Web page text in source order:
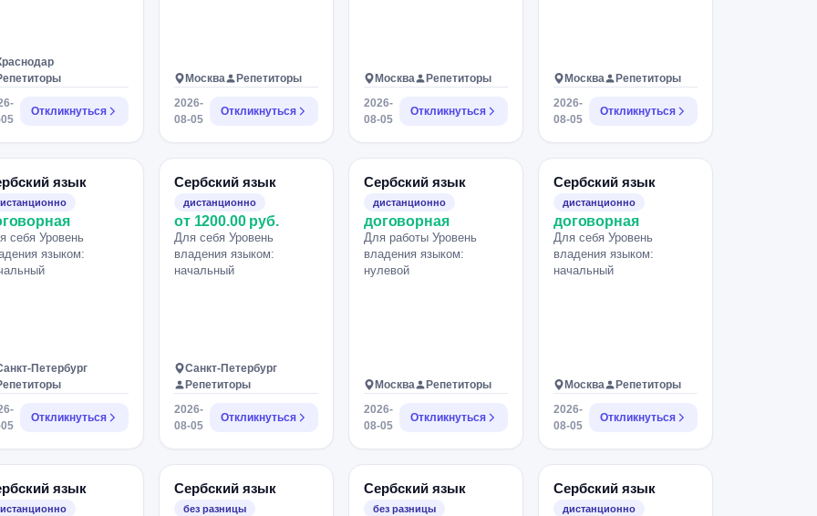
Откликнуться
Москва
Репетиторы
2026-
08-05
Откликнуться
Москва
Репетиторы
2026-
08-05
Откликнуться
Москва
Репетиторы
2026-
08-05
Откликнуться
язык
себя Уровень
языком:
Петербург
Откликнуться
Сербский язык
дистанционно
от 1200.00 руб.
Для себя Уровень
владения языком:
начальный
Санкт-Петербург
Репетиторы
2026-
08-05
Откликнуться
Сербский язык
дистанционно
договорная
Для работы Уровень
владения языком:
нулевой
Москва
Репетиторы
2026-
08-05
Откликнуться
Сербский язык
дистанционно
договорная
Для себя Уровень
владения языком:
начальный
Москва
Репетиторы
2026-
08-05
Откликнуться
язык Сербский язык
без разницы
Сербский язык
без разницы
Сербский язык
дистанционно